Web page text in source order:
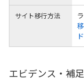
サイト移行方法
エビデンス・補